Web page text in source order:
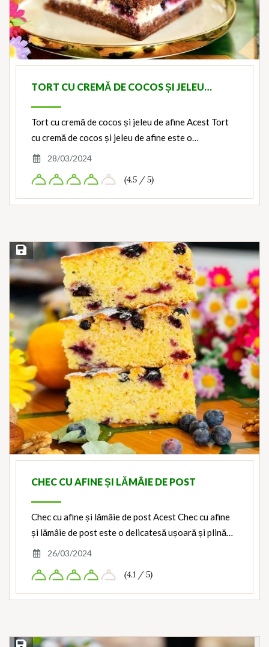
TORT CU CREMĂ DE COCOS ȘI JELEU…
Tort cu cremă de cocos și jeleu de afine Acest Tort
cu cremă de cocos și jeleu de afine este o…
28/03/2024
(4.5 / 5)
Save Recipe
CHEC CU AFINE ȘI LĂMÂIE DE POST
Chec cu afine și lămâie de post Acest Chec cu afine
și lămâie de post este o delicatesă ușoară și plină…
26/03/2024
(4.1 / 5)